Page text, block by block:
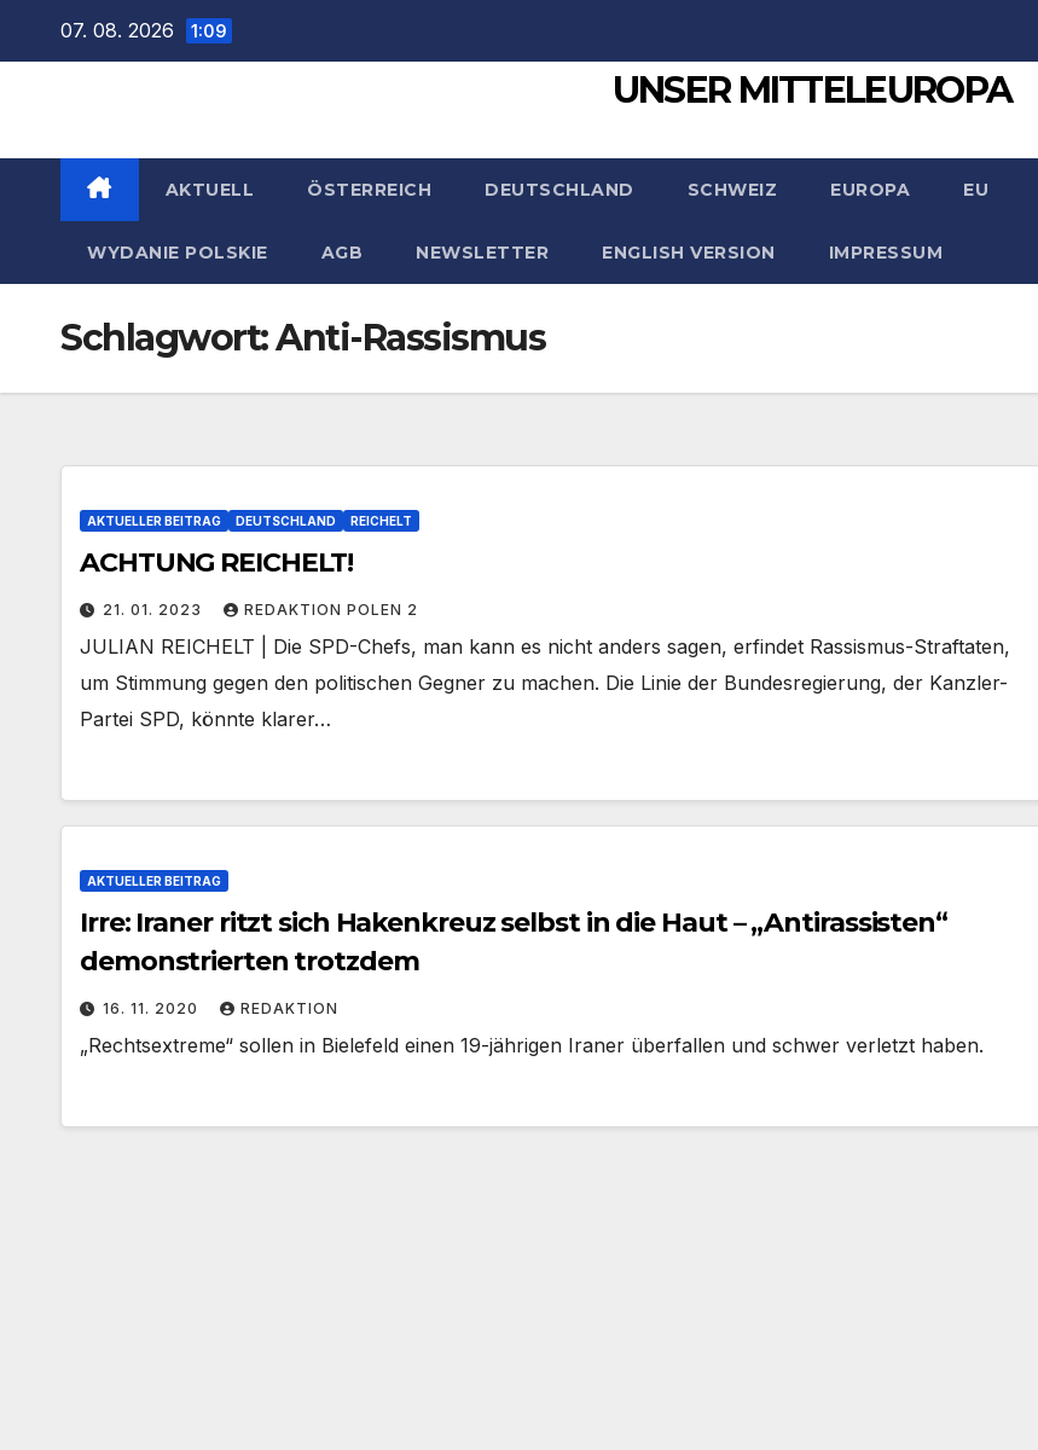
07. 08. 2026 1:09
UNSER MITTELEUROPA
AKTUELL ÖSTERREICH DEUTSCHLAND SCHWEIZ EUROPA EU
WYDANIE POLSKIE AGB NEWSLETTER ENGLISH VERSION IMPRESSUM
Schlagwort:Anti-Rassismus
AKTUELLER BEITRAG DEUTSCHLAND REICHELT
ACHTUNG REICHELT!
21. 01. 2023 REDAKTION POLEN 2
JULIAN REICHELT | Die SPD-Chefs, man kann es nicht anders sagen, erfindet Rassismus-Straftaten,
um Stimmung gegen den politischen Gegner zu machen. Die Linie der Bundesregierung, der Kanzler-
Partei SPD, könnte klarer…
AKTUELLER BEITRAG
Irre: Iraner ritzt sich Hakenkreuz selbst in die Haut – „Antirassisten“
demonstrierten trotzdem
16. 11. 2020 REDAKTION
„Rechtsextreme“ sollen in Bielefeld einen 19-jährigen Iraner überfallen und schwer verletzt haben.